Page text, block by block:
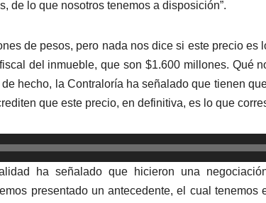
de lo que nosotros tenemos a disposición”.
de pesos, pero nada nos dice si este precio es
del inmueble, que son $1.600 millones. Qué
hecho, la Contraloría ha señalado que tienen
que este precio, en definitiva, es lo que
ha señalado que hicieron una
presentado un antecedente, el cual tenemos